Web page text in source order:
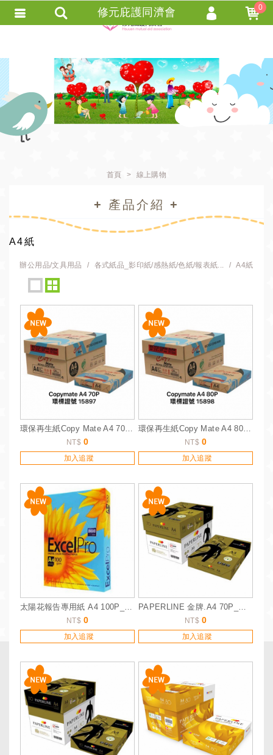
首頁 線上購物
+ 產品介紹 +
A4紙
辦公用品/文具用品 各式紙品_影印紙/感熱紙/色紙/報表紙... A4紙
環保再生紙Copy Mate A4 70P_詢價服務
NT$ 0
加入追蹤
環保再生紙Copy Mate A4 80P_詢價服務
NT$ 0
加入追蹤
太陽花報告專用紙 A4 100P__詢價服務
NT$ 0
加入追蹤
PAPERLINE 金牌.A4 70P_詢價服務
NT$ 0
加入追蹤
修元庇護同濟會 0
會員註冊
忘記密碼
訂單查詢